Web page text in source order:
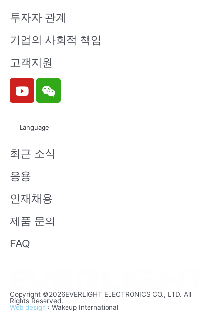
투자자 관계
기업의 사회적 책임
고객지원
Y
o
u
e
W
e
i
n
Language
최근 소식
응용
인재채용
제품 문의
FAQ
Copyright ©2026EVERLIGHT ELECTRONICS CO., LTD. All
Rights Reserved.
Web design : Wakeup International